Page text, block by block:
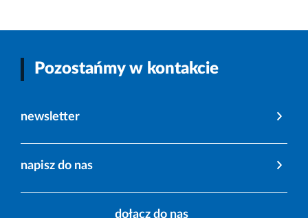
Pozostańmy w kontakcie
newsletter
napisz do nas
dołącz do nas